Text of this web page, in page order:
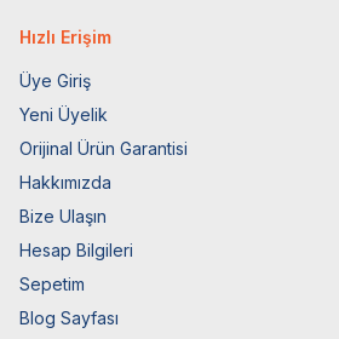
Hızlı Erişim
Üye Giriş
Yeni Üyelik
Orijinal Ürün Garantisi
Hakkımızda
Bize Ulaşın
Hesap Bilgileri
Sepetim
Blog Sayfası